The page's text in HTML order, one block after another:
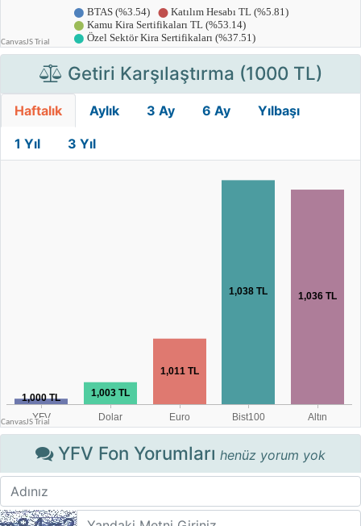
Getiri Karşılaştırma (1000 TL)
Haftalık Aylık 3 Ay 6 Ay Yılbaşı
1 Yıl 3 Yıl
YFV Fon Yorumları henüz yorum yok